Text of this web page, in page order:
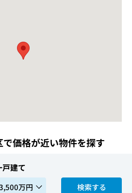
価格が近い物件を探す
建て
検索する